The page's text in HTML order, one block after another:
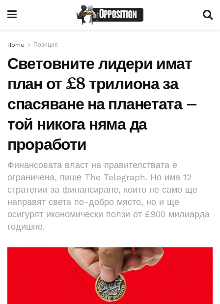
Home Позиция
Световните лидери имат
план от £8 трилиона за
спасяване на планетата –
той никога няма да
проработи
Финансовата власт на правителствата е
ограничена, пише The Telegraph. Но има 12
стратегии за финансиране, които не само ще
направят света по-добро място, но и ще
осигурят икономически ползи от £900 милиарда
годишно.